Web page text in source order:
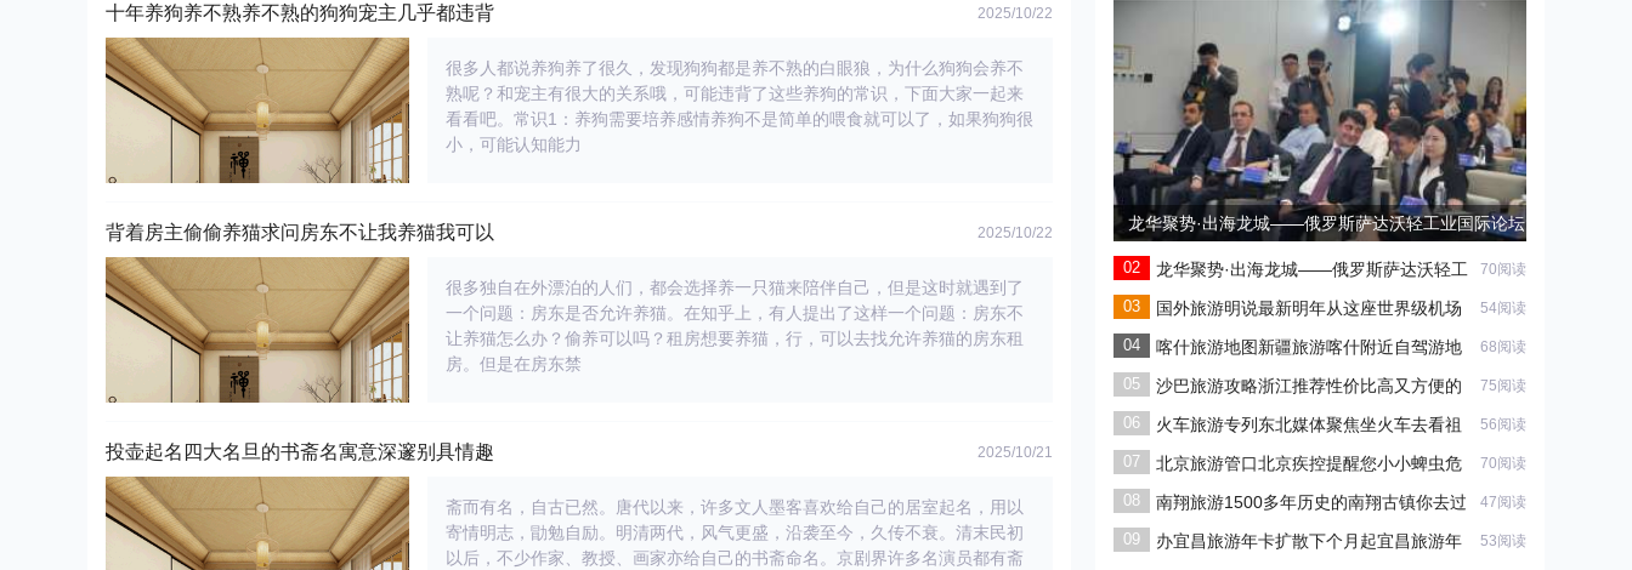
十年养狗养不熟养不熟的狗狗宠主几乎都违背 2025/10/22
很多人都说养狗养了很久，发现狗狗都是养不熟的白眼狼，为什么狗狗会养不
熟呢？和宠主有很大的关系哦，可能违背了这些养狗的常识，下面大家一起来
看看吧。常识1：养狗需要培养感情养狗不是简单的喂食就可以了，如果狗狗很
小，可能认知能力
背着房主偷偷养猫求问房东不让我养猫我可以 2025/10/22
很多独自在外漂泊的人们，都会选择养一只猫来陪伴自己，但是这时就遇到了
一个问题：房东是否允许养猫。在知乎上，有人提出了这样一个问题：房东不
让养猫怎么办？偷养可以吗？租房想要养猫，行，可以去找允许养猫的房东租
房。但是在房东禁
投壶起名四大名旦的书斋名寓意深邃别具情趣 2025/10/21
斋而有名，自古已然。唐代以来，许多文人墨客喜欢给自己的居室起名，用以
寄情明志，勖勉自励。明清两代，风气更盛，沿袭至今，久传不衰。清末民初
以后，不少作家、教授、画家亦给自己的书斋命名。京剧界许多名演员都有斋
龙华聚势·出海龙城——俄罗斯萨达沃轻工业国际论坛
圆满成功
70阅读
龙华聚势·出海龙城——俄罗斯萨达沃轻工
业国际论坛 圆满成功
54阅读
国外旅游明说最新明年从这座世界级机场
出行
68阅读
喀什旅游地图新疆旅游喀什附近自驾游地
图
75阅读
沙巴旅游攻略浙江推荐性价比高又方便的
海岛
56阅读
火车旅游专列东北媒体聚焦坐火车去看祖
国大
70阅读
北京旅游管口北京疾控提醒您小小蜱虫危
害大
47阅读
南翔旅游1500多年历史的南翔古镇你去过
53阅读
办宜昌旅游年卡扩散下个月起宜昌旅游年